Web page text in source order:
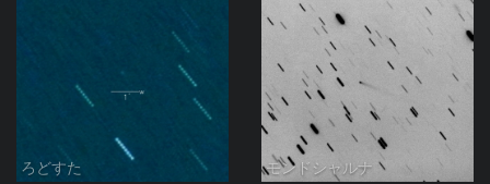
ろどすた モンドシャルナ